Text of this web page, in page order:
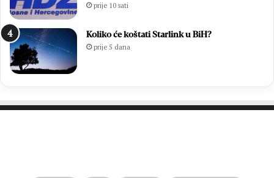
prije 10 sati
Koliko će koštati Starlink u BiH?
prije 5 dana